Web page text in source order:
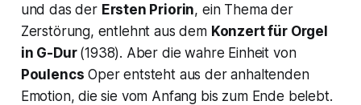
und das der Ersten Priorin, ein Thema der
Zerstörung, entlehnt aus dem Konzert für Orgel
in G-Dur (1938). Aber die wahre Einheit von
Poulencs Oper entsteht aus der anhaltenden
Emotion, die sie vom Anfang bis zum Ende belebt.